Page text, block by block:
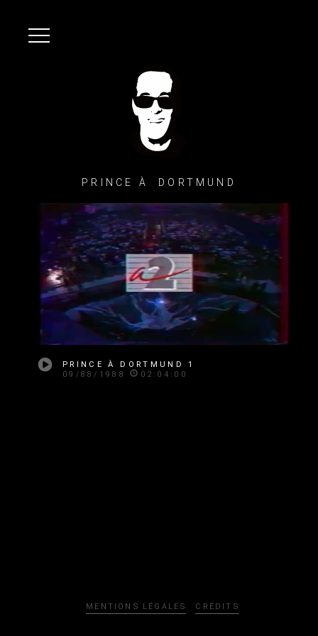
PRINCE À DORTMUND
PRINCE À DORTMUND 1
09/88/1988
02:04:00
MENTIONS LÉGALES CRÉDITS